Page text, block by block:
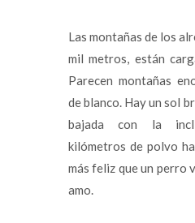
Las montañas de los
mil metros, están
Parecen montañas
de blanco. Hay un sol
bajada con la
kilómetros de polvo
más feliz que un perro
amo.